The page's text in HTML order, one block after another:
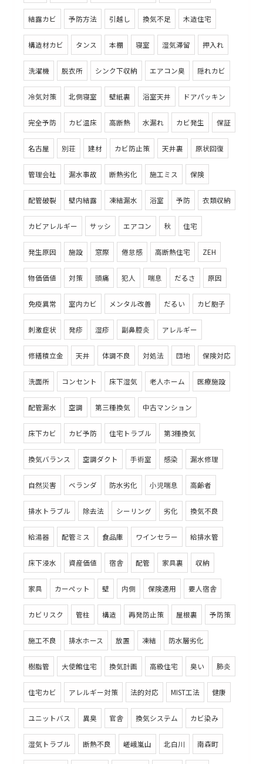
結露カビ 予防方法 引越し 換気不足 木造住宅
構造材カビ タンス 本棚 寝室 湿気滞留 押入れ
洗濯機 脱衣所 シンク下収納 エアコン臭 隠れカビ
冷気対策 北側寝室 壁紙裏 浴室天井 ドアパッキン
完全予防 カビ温床 高断熱 水漏れ カビ発生 保証
名古屋 別荘 建材 カビ防止策 天井裏 原状回復
管理会社 漏水事故 断熱劣化 施工ミス 保険
配管破裂 壁内結露 凍結漏水 浴室 予防 衣類収納
カビアレルギー サッシ エアコン 秋 住宅
発生原因 施設 窓際 倦怠感 高断熱住宅 ZEH
物価価値 対策 頭痛 犯人 喘息 だるさ 原因
免疫異常 室内カビ メンタル改善 だるい カビ胞子
刺激症状 発疹 湿疹 副鼻腔炎 アレルギー
修繕積立金 天井 体調不良 対処法 団地 保険対応
洗面所 コンセント 床下湿気 老人ホーム 医療施設
配管漏水 空調 第三種換気 中古マンション
床下カビ カビ予防 住宅トラブル 第3種換気
換気バランス 空調ダクト 手術室 感染 漏水修理
自然災害 ベランダ 防水劣化 小児喘息 高齢者
排水トラブル 除去法 シーリング 劣化 換気不良
給湯器 配管ミス 食品庫 ワインセラー 給排水管
床下浸水 資産価値 宿舎 配管 家具裏 収納
家具 カーペット 壁 内側 保険適用 要人宿舎
カビリスク 管柱 構造 再発防止策 屋根裏 予防策
施工不良 排水ホース 放置 凍結 防水層劣化
樹脂管 大使館住宅 換気計画 高級住宅 臭い 肺炎
住宅カビ アレルギー対策 法的対応 MIST工法 健康
ユニットバス 異臭 官舎 換気システム カビ染み
湿気トラブル 断熱不良 嵯峨嵐山 北白川 南森町